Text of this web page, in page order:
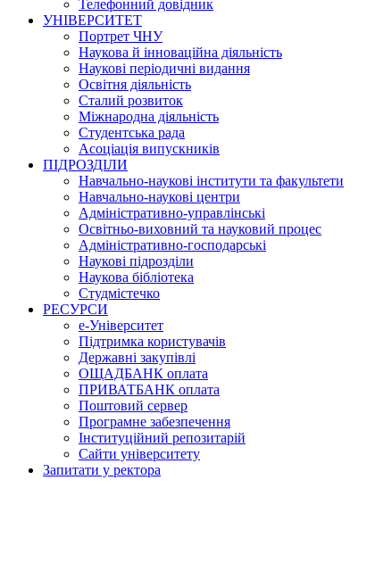
Телефонний довідник
УНІВЕРСИТЕТ
Портрет ЧНУ
Наукова й інноваційна діяльність
Наукові періодичні видання
Освітня діяльність
Сталий розвиток
Міжнародна діяльність
Студентська рада
Асоціація випускників
ПІДРОЗДІЛИ
Навчально-наукові інститути та факультети
Навчально-наукові центри
Адміністративно-управлінські
Освітньо-виховний та науковий процес
Адміністративно-господарські
Наукові підрозділи
Наукова бібліотека
Студмістечко
РЕСУРСИ
е-Університет
Підтримка користувачів
Державні закупівлі
ОЩАДБАНК оплата
ПРИВАТБАНК оплата
Поштовий сервер
Програмне забезпечення
Інституційний репозитарій
Сайти університету
Запитати у ректора